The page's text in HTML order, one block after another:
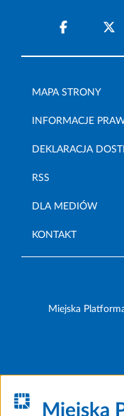
MAPA STRONY
INFORMACJE
DEKLARACJA
RSS
DLA MEDIÓW
KONTAKT
Miejska
Miejska